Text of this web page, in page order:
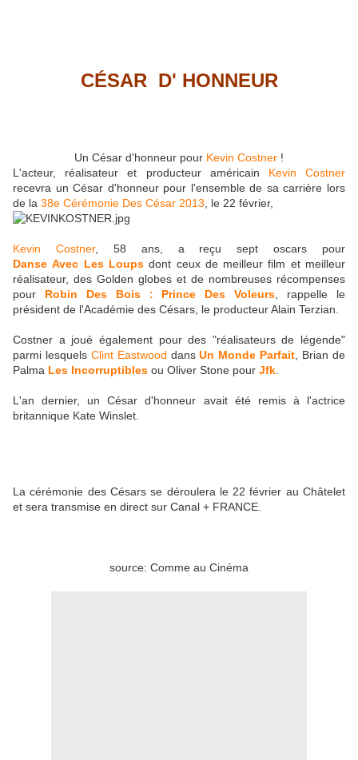
CÉSAR D' HONNEUR
Un César d'honneur pour Kevin Costner !
L'acteur, réalisateur et producteur américain Kevin Costner
recevra un César d'honneur pour l'ensemble de sa carrière lors
de la 38e Cérémonie Des César 2013 , le 22 février,
Kevin Costner, 58 ans, a reçu sept oscars pour
Danse Avec Les Loupsdont ceux de meilleur film et meilleur
réalisateur, des Golden globes et de nombreuses récompenses
pour Robin Des Bois : Prince Des Voleurs , rappelle le
président de l'Académie des Césars, le producteur Alain Terzian.
Costner a joué également pour des "réalisateurs de légende"
parmi lesquels Clint Eastwood dansUn Monde Parfait , Brian de
Palma Les Incorruptibles ou Oliver Stone pour Jfk
L'an dernier, un César d'honneur avait été remis à l'actrice
britannique Kate Winslet.
La cérémonie des Césars se déroulera le 22 février au Châtelet
et sera transmise en direct sur Canal + FRANCE.
source: Comme au Cinéma